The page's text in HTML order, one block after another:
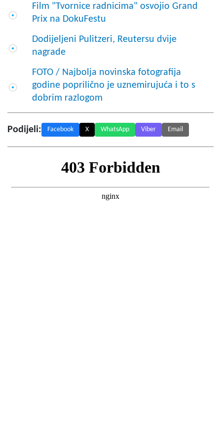
Film "Tvornice radnicima" osvojio Grand
Prix na DokuFestu
Dodijeljeni Pulitzeri, Reutersu dvije
nagrade
FOTO / Najbolja novinska fotografija
godine poprilično je uznemirujuća i to s
dobrim razlogom
Podijeli: Facebook X WhatsApp Viber Email